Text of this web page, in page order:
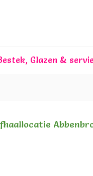
Glazen &